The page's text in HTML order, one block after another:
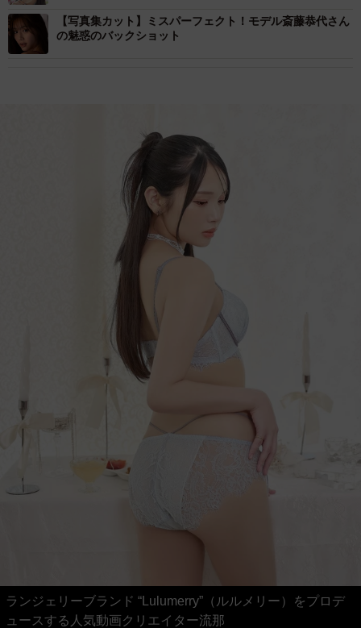
【写真集カット】ミスパーフェクト！モデル斎藤恭代さん
の魅惑のバックショット
ランジェリーブランド “Lulumerry”（ルルメリー）をプロデ
ュースする人気動画クリエイター流那